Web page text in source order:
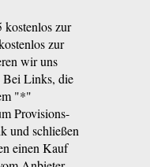
kostenlos zur
zur
wir uns
Bei Links, die
"*"
Provisions-
und schließen
einen Kauf